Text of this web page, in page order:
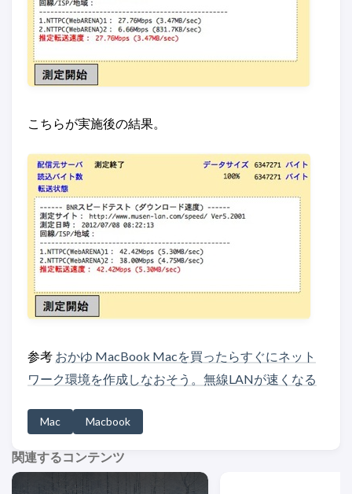
こちらが実施後の結果。
参考 おかゆ MacBook Macを買ったらすぐにネット
ワーク環境を作成しなおそう。無線LANが速くなる
Mac Macbook
関連するコンテンツ